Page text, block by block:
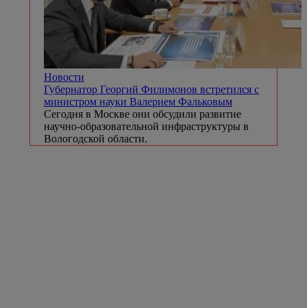
Новости
Губернатор Георгий Филимонов встретился с
министром науки Валерием Фальковым
Сегодня в Москве они обсудили развитие
научно-образовательной инфраструктуры в
Вологодской области.